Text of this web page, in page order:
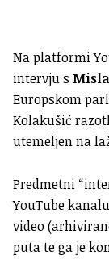
Na platformi
intervju s
Europskom
Kolakušić
utemeljen na
Predmetni
YouTube
video
puta te ga je